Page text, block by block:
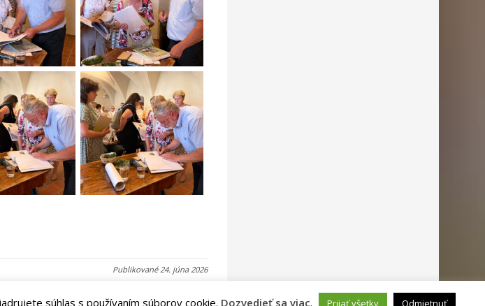
Publikované 24. júna 2026
súhlas s používaním súborov cookie. Dozvedieť sa viac. Prijať všetky Odmietnuť